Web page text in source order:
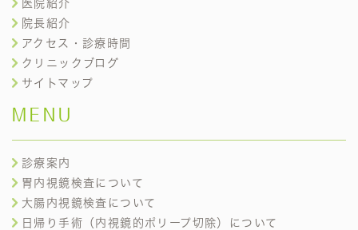
医院紹介
院長紹介
アクセス・診療時間
クリニックブログ
サイトマップ
MENU
診療案内
胃内視鏡検査について
大腸内視鏡検査について
日帰り手術（内視鏡的ポリープ切除）について